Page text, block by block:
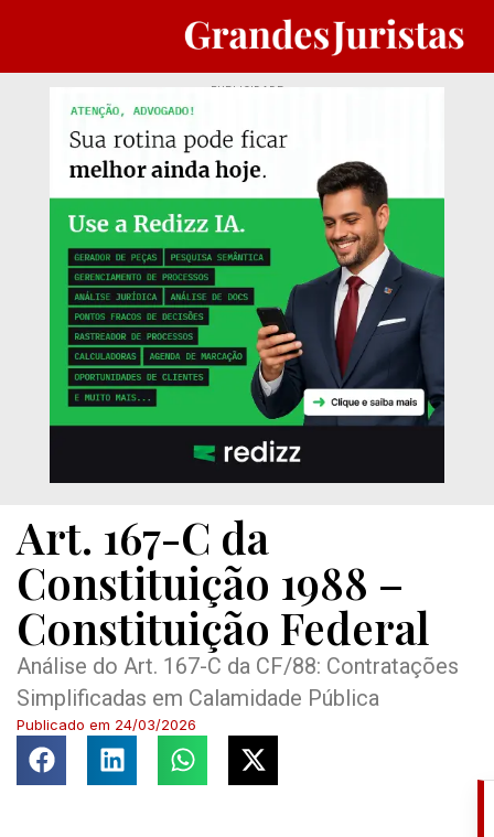
PUBLICIDADE
Art. 167-C da
Constituição 1988 –
Constituição Federal
Análise do Art. 167-C da CF/88: Contratações
Simplificadas em Calamidade Pública
Publicado em 24/03/2026